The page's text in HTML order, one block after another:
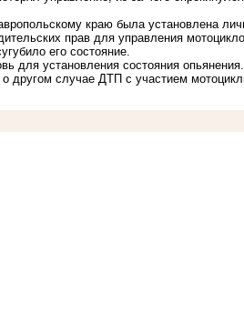
краю была установлена
прав для управления
его состояние.
для установления состояния
о другом случае ДТП с участием